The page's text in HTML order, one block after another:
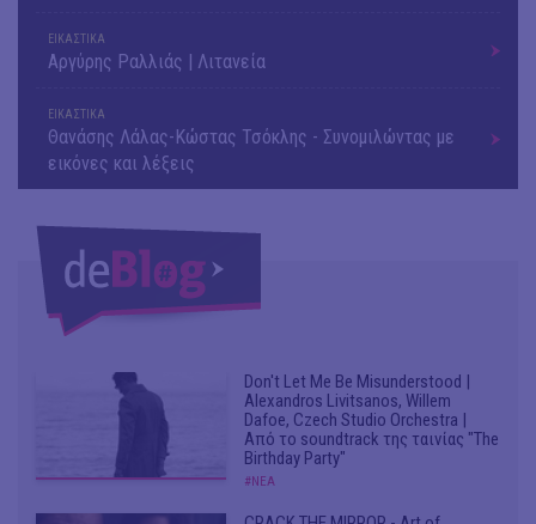
ΕΙΚΑΣΤΙΚΑ
Αργύρης Ραλλιάς | Λιτανεία
ΕΙΚΑΣΤΙΚΑ
Θανάσης Λάλας-Κώστας Τσόκλης - Συνομιλώντας με
εικόνες και λέξεις
Don't Let Me Be Misunderstood |
Alexandros Livitsanos, Willem
Dafoe, Czech Studio Orchestra |
Από το soundtrack της ταινίας "The
Birthday Party"
#ΝΕΑ